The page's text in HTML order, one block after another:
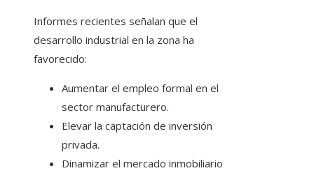
Informes recientes señalan que el
desarrollo industrial en la zona ha
favorecido:
Aumentar el empleo formal en el
sector manufacturero.
Elevar la captación de inversión
privada.
Dinamizar el mercado inmobiliario